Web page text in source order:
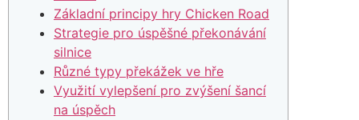
Základní principy hry Chicken Road
Strategie pro úspěšné překonávání
silnice
Různé typy překážek ve hře
Využití vylepšení pro zvýšení šancí
na úspěch